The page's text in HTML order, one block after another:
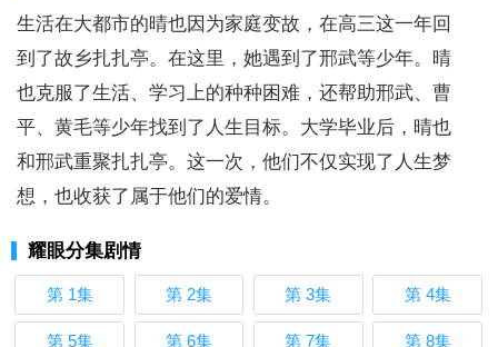
生活在大都市的晴也因为家庭变故，在高三这一年回
到了故乡扎扎亭。在这里，她遇到了邢武等少年。晴
也克服了生活、学习上的种种困难，还帮助邢武、曹
平、黄毛等少年找到了人生目标。大学毕业后，晴也
和邢武重聚扎扎亭。这一次，他们不仅实现了人生梦
想，也收获了属于他们的爱情。
耀眼分集剧情
第 1集 第 2集 第 3集 第 4集
第 5集 第 6集 第 7集 第 8集